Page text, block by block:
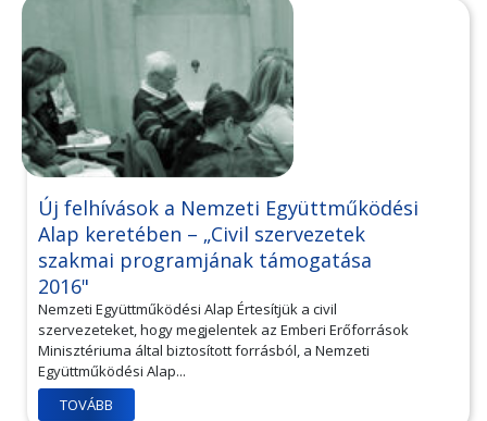
Új felhívások a Nemzeti Együttműködési
Alap keretében – „Civil szervezetek
szakmai programjának támogatása
2016"
Nemzeti Együttműködési Alap Értesítjük a civil
szervezeteket, hogy megjelentek az Emberi Erőforrások
Minisztériuma által biztosított forrásból, a Nemzeti
Együttműködési Alap...
TOVÁBB